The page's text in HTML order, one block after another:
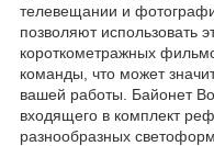
телевещании и
позволяют использовать
короткометражных
команды, что может
вашей работы. Байонет
входящего в комплект
разнообразных